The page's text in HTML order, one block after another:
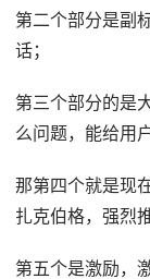
第二个部分是副
话；
第三个部分的是
么问题，能给用
那第四个就是现
扎克伯格，强烈
第五个是激励，